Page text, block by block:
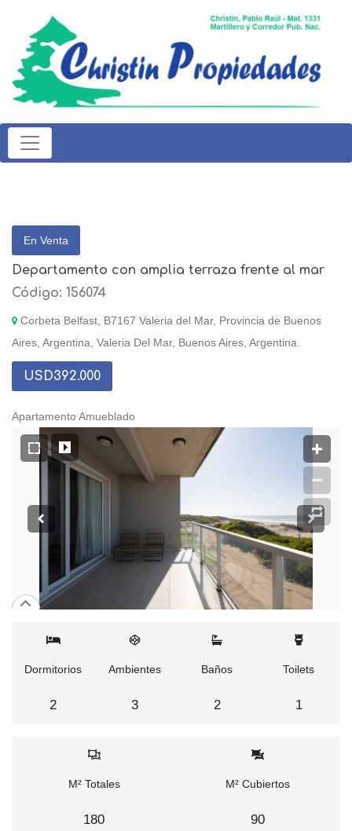
En Venta
Departamento con amplia terraza frente al mar
Código: 156074
Corbeta Belfast, B7167 Valeria del Mar, Provincia de Buenos
Aires, Argentina, Valeria Del Mar, Buenos Aires, Argentina.
USD392.000
Apartamento Amueblado
Dormitorios
2
Ambientes
3
Baños
2
Toilets
1
M² Totales
180
M² Cubiertos
90